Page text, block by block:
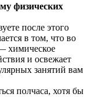
физических
после этого
в том, что во
химическое
и освежает
занятий вам
полчаса, хотя бы